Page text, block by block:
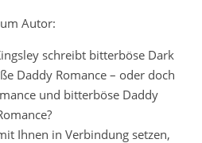
Autor:
schreibt bitterböse Dark
Daddy Romance – oder doch
und bitterböse Daddy
Ihnen in Verbindung setzen,